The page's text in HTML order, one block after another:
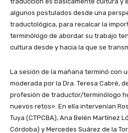
algunos postulados desde una
traductológica, para recalcar la
terminólogo de abordar su trabajo
cultura desde y hacia la que se
La sesión de la mañana terminó con
moderada por la Dra. Teresa Cabré,
profesión de traductor/terminólogo
nuevos retos». En ella intervenían
Tuya (CTPCBA), Ana Belén Martínez
Córdoba) y Mercedes Suárez de la